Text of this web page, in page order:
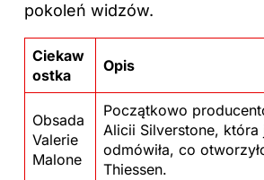
pokoleń widzów.
Ciekaw
ostka
Opis
Obsada
Valerie
Malone
Początkowo
Alicii Silverstone, która
odmówiła, co
Thiessen.